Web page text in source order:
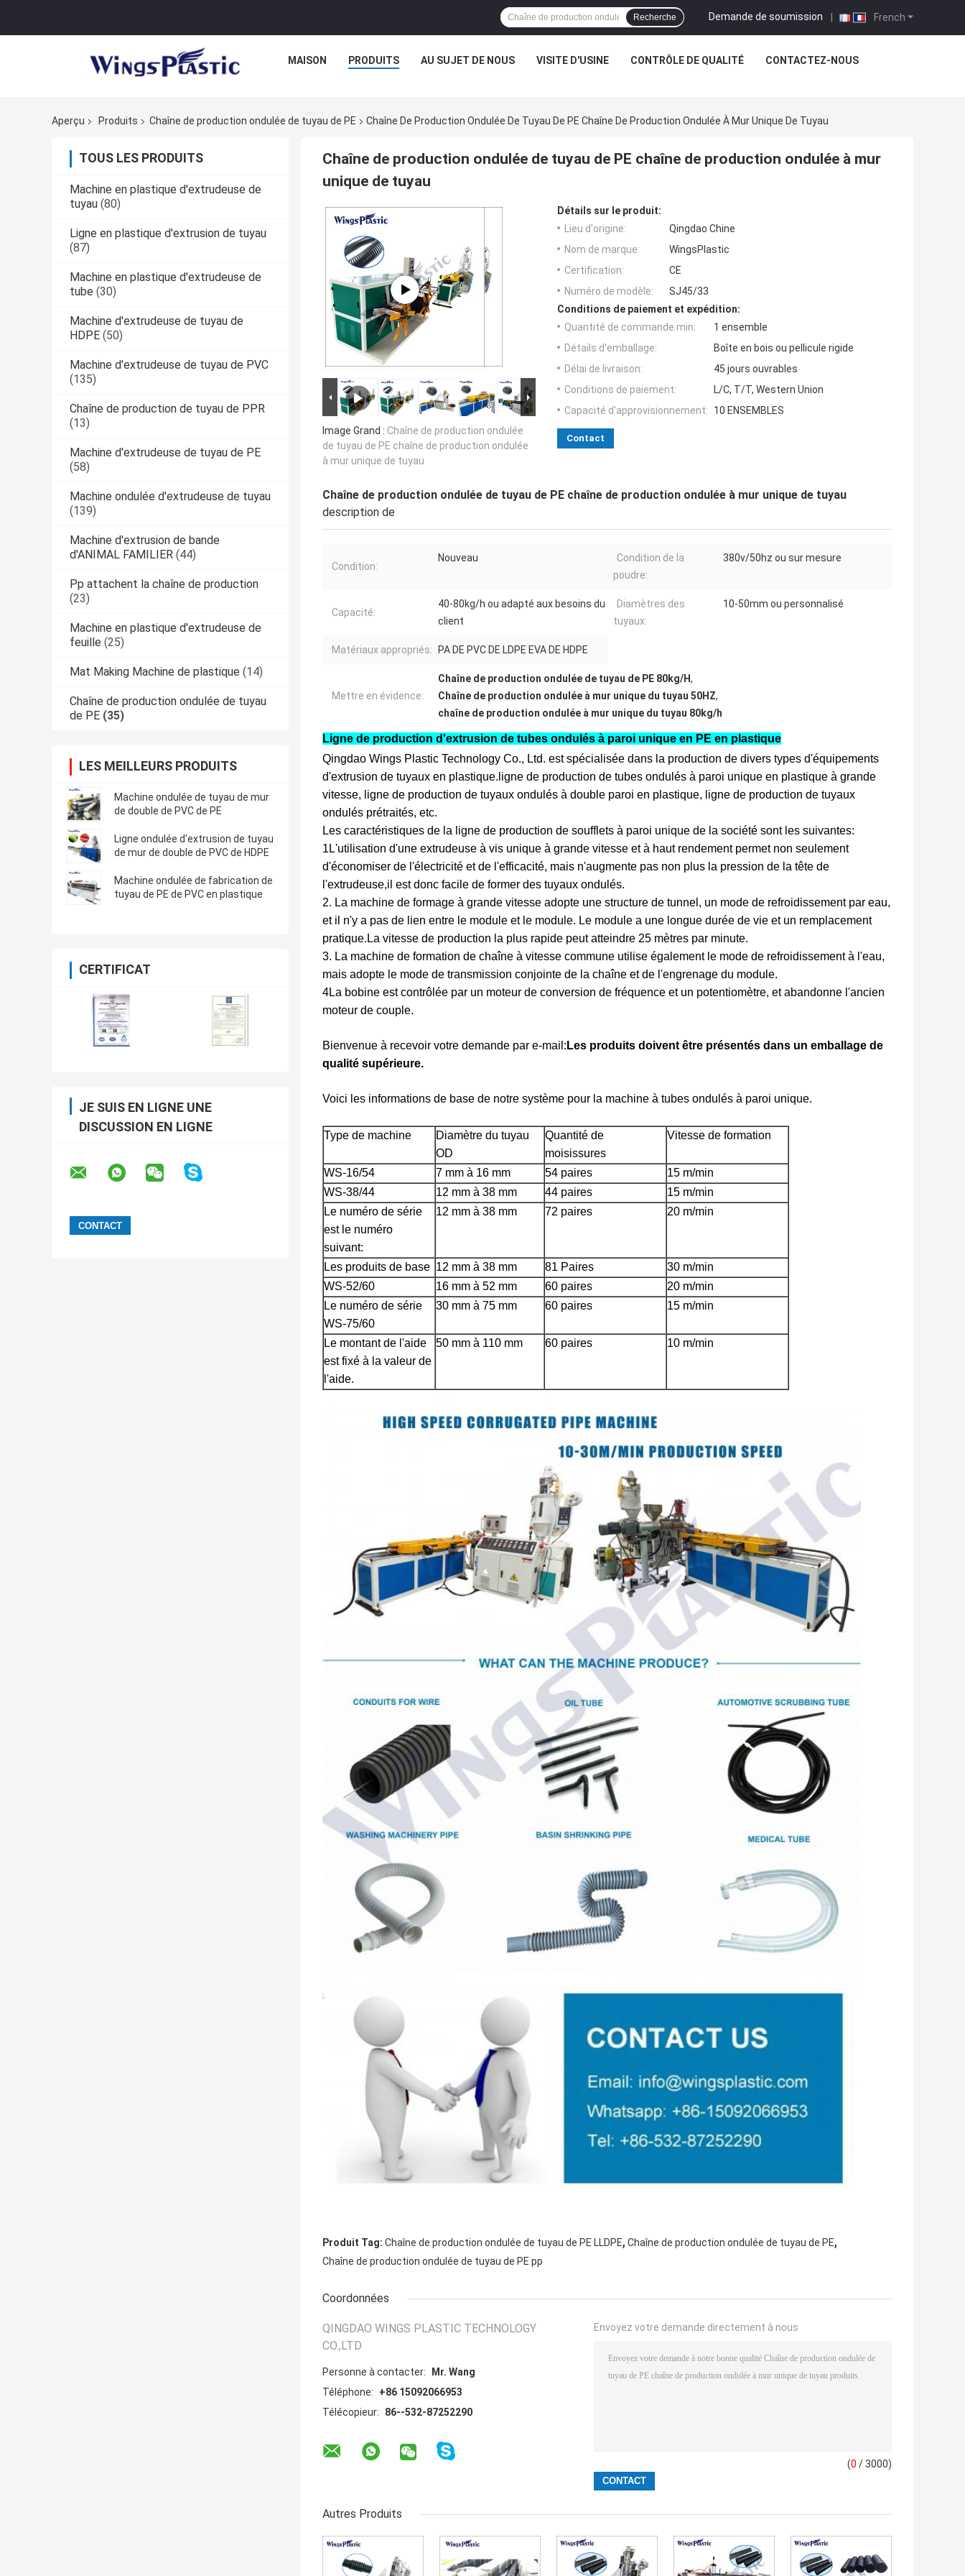
French
Demande de soumission |
Recherche
MAISON PRODUITS AU SUJET DE NOUS VISITE D'USINE CONTRÔLE DE QUALITÉ CONTACTEZ-NOUS
Aperçu Produits Chaîne de production ondulée de tuyau de PE Chaîne De Production Ondulée De Tuyau De PE Chaîne De Production Ondulée À Mur Unique De Tuyau
TOUS LES PRODUITS
Machine en plastique d'extrudeuse de
tuyau (80)
Ligne en plastique d'extrusion de tuyau
(87)
Machine en plastique d'extrudeuse de
tube (30)
Machine d'extrudeuse de tuyau de
HDPE (50)
Machine d'extrudeuse de tuyau de PVC
(135)
Chaîne de production de tuyau de PPR
(13)
Machine d'extrudeuse de tuyau de PE
(58)
Machine ondulée d'extrudeuse de tuyau
(139)
Machine d'extrusion de bande
d'ANIMAL FAMILIER (44)
Pp attachent la chaîne de production
(23)
Machine en plastique d'extrudeuse de
feuille (25)
Mat Making Machine de plastique (14)
Chaîne de production ondulée de tuyau
de PE (35)
LES MEILLEURS PRODUITS
Machine ondulée de tuyau de mur
de double de PVC de PE
Ligne ondulée d'extrusion de tuyau
de mur de double de PVC de HDPE
Machine ondulée de fabrication de
tuyau de PE de PVC en plastique
CERTIFICAT
JE SUIS EN LIGNE UNE
DISCUSSION EN LIGNE
Chaîne de production ondulée de tuyau de PE chaîne de production ondulée à mur
unique de tuyau
Image Grand : Chaîne de production ondulée
de tuyau de PE chaîne de production ondulée
à mur unique de tuyau
Détails sur le produit:
Lieu d'origine:
Qingdao Chine
Nom de marque:
WingsPlastic
Certification:
CE
Numéro de modèle:
SJ45/33
Conditions de paiement et expédition:
Quantité de commande min:
1 ensemble
Détails d'emballage:
Boîte en bois ou pellicule rigide
Délai de livraison:
45 jours ouvrables
Conditions de paiement:
L/C, T/T, Western Union
Capacité d'approvisionnement:
10 ENSEMBLES
Contact
Chaîne de production ondulée de tuyau de PE chaîne de production ondulée à mur unique de tuyau
description de
Condition:
Nouveau
Condition de la
poudre:
380v/50hz ou sur mesure
Capacité:
40-80kg/h ou adapté aux besoins du
client
Diamètres des
tuyaux:
10-50mm ou personnalisé
Matériaux appropriés: PA DE PVC DE LDPE EVA DE HDPE
Mettre en évidence:
Chaîne de production ondulée de tuyau de PE 80kg/H,
Chaîne de production ondulée à mur unique du tuyau 50HZ,
chaîne de production ondulée à mur unique du tuyau 80kg/h
Ligne de production d'extrusion de tubes ondulés à paroi unique en PE en plastique
Qingdao Wings Plastic Technology Co., Ltd. est spécialisée dans la production de divers types d'équipements
d'extrusion de tuyaux en plastique.ligne de production de tubes ondulés à paroi unique en plastique à grande
vitesse, ligne de production de tuyaux ondulés à double paroi en plastique, ligne de production de tuyaux
ondulés prétraités, etc.
Les caractéristiques de la ligne de production de soufflets à paroi unique de la société sont les suivantes:
1L'utilisation d'une extrudeuse à vis unique à grande vitesse et à haut rendement permet non seulement
d'économiser de l'électricité et de l'efficacité, mais n'augmente pas non plus la pression de la tête de
l'extrudeuse,il est donc facile de former des tuyaux ondulés.
2. La machine de formage à grande vitesse adopte une structure de tunnel, un mode de refroidissement par eau,
et il n'y a pas de lien entre le module et le module. Le module a une longue durée de vie et un remplacement
pratique.La vitesse de production la plus rapide peut atteindre 25 mètres par minute.
3. La machine de formation de chaîne à vitesse commune utilise également le mode de refroidissement à l'eau,
mais adopte le mode de transmission conjointe de la chaîne et de l'engrenage du module.
4La bobine est contrôlée par un moteur de conversion de fréquence et un potentiomètre, et abandonne l'ancien
moteur de couple.
Bienvenue à recevoir votre demande par e-mail: Les produits doivent être présentés dans un emballage de
qualité supérieure.
Voici les informations de base de notre système pour la machine à tubes ondulés à paroi unique.
Type de machine
Diamètre du tuyau
OD
Quantité de
moisissures
Vitesse de formation
WS-16/54 7 mm à 16 mm 54 paires
15 m/min
WS-38/44
12 mm à 38 mm 44 paires
15 m/min
Le numéro de série
est le numéro
suivant:
12 mm à 38 mm 72 paires 20 m/min
Les produits de base 12 mm à 38 mm 81 Paires
30 m/min
WS-52/60
16 mm à 52 mm 60 paires
20 m/min
Le numéro de série
WS-75/60
30 mm à 75 mm 60 paires 15 m/min
Le montant de l'aide
est fixé à la valeur de
l'aide.
50 mm à 110 mm 60 paires 10 m/min
Produit Tag: Chaîne de production ondulée de tuyau de PE LLDPE, Chaîne de production ondulée de tuyau de PE,
Chaîne de production ondulée de tuyau de PE pp
Coordonnées
QINGDAO WINGS PLASTIC TECHNOLOGY
CO.,LTD
Personne à contacter:
Mr. Wang
Téléphone:
+86 15092066953
Télécopieur:
86--532-87252290
Envoyez votre demande directement à nous
(0 / 3000)
Autres Produits